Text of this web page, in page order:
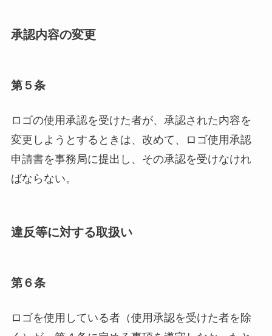
承認内容の変更
第５条
ロゴの使用承認を受けた者が、承認された内容を
変更しようとするときは、改めて、ロゴ使用承認
申請書を事務局に提出し、その承認を受けなけれ
ばならない。
違反等に対する取扱い
第６条
ロゴを使用している者（使用承認を受けた者を除